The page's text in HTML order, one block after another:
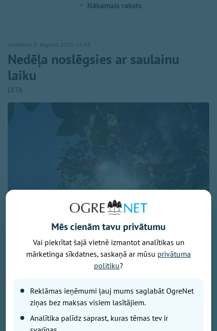
Nākamais raksts
Sestdiena, 8. augusts, 2026 15:58
Nedēļa noslēgsies ar saulainu
laiku
LETA
dienas sākumā daudzviet valstī saulains un sauss
laiks, liecina sinoptiķu prognozes.
Mēs cienām tavu privātumu
Vai piekrītat šajā vietnē izmantot analītikas un
mārketinga sīkdatnes, saskaņā ar mūsu privātuma
politiku?
Reklāmas ieņēmumi ļauj mums saglabāt OgreNet
ziņas bez maksas visiem lasītājiem.
Analītika palīdz saprast, kuras tēmas tev ir